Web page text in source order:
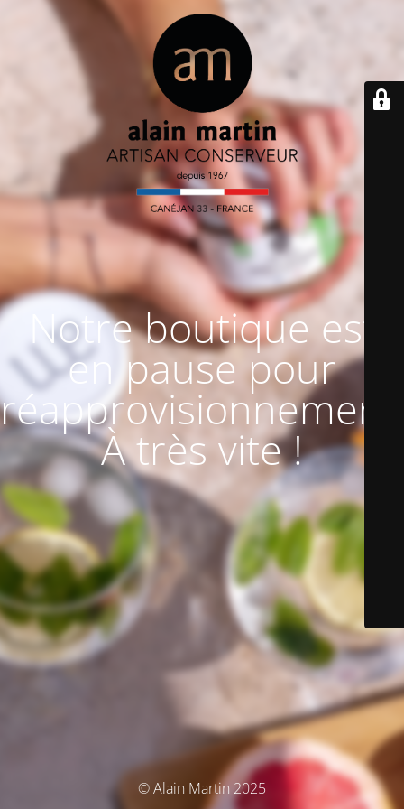
Notre boutique est
en pause pour
À très vite !
© Alain Martin 2025